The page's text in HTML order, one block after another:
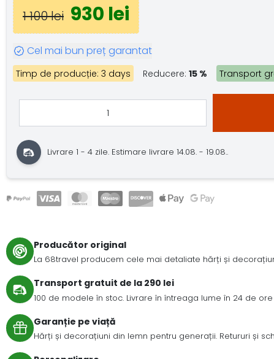
1 100 lei 930 lei
Cel mai bun preț garantat
Timp de producție: 3 days Reducere: 15 % Transport
Livrare 1 - 4 zile. Estimare livrare 14.08. - 19.08..
Producător original
La 68travel producem cele mai detaliate hărți și
Transport gratuit de la 290 lei
100 de modele în stoc. Livrare în întreaga lume în 24 de
Garanție pe viață
Hărți și decorațiuni din lemn pentru generații. Retururi și